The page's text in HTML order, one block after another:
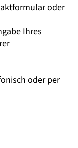
oder
Ihres
oder per